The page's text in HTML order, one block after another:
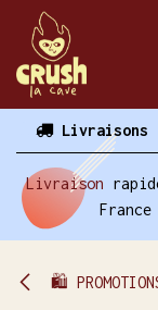
Se rendre au
Livraisons
Livraison
🛍️